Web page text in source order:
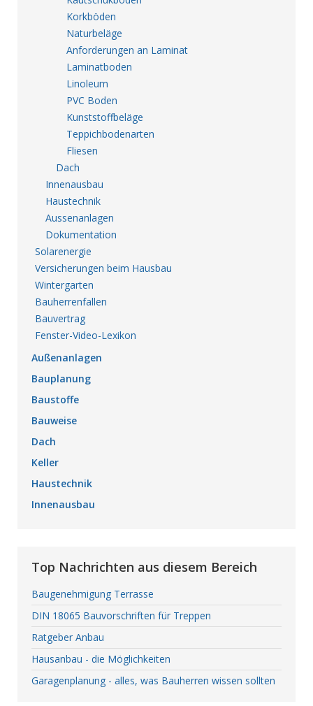
Korkböden
Naturbeläge
Anforderungen an Laminat
Laminatboden
Linoleum
PVC Boden
Kunststoffbeläge
Teppichbodenarten
Fliesen
Dach
Innenausbau
Haustechnik
Aussenanlagen
Dokumentation
Solarenergie
Versicherungen beim Hausbau
Wintergarten
Bauherrenfallen
Bauvertrag
Fenster-Video-Lexikon
Außenanlagen
Bauplanung
Baustoffe
Bauweise
Dach
Keller
Haustechnik
Innenausbau
Top Nachrichten aus diesem Bereich
Baugenehmigung Terrasse
DIN 18065 Bauvorschriften für Treppen
Ratgeber Anbau
Hausanbau - die Möglichkeiten
Garagenplanung - alles, was Bauherren wissen sollten